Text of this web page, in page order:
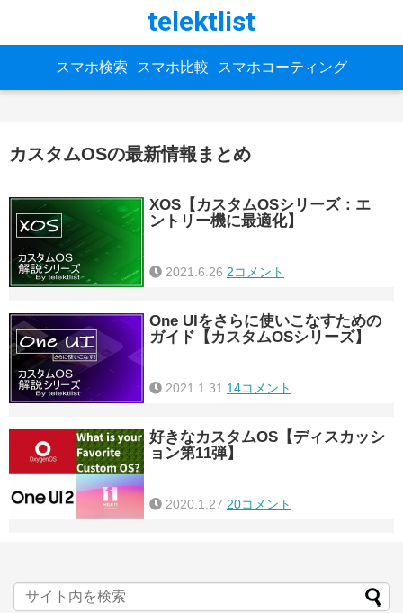
telektlist
スマホ検索 スマホ比較 スマホコーティング
カスタムOSの最新情報まとめ
XOS【カスタムOSシリーズ：エ
ントリー機に最適化】
2021.6.26 2コメント
One UIをさらに使いこなすための
ガイド【カスタムOSシリーズ】
2021.1.31 14コメント
好きなカスタムOS【ディスカッシ
ョン第11弾】
2020.1.27 20コメント